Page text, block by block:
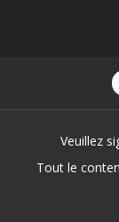
Veuillez
Tout le